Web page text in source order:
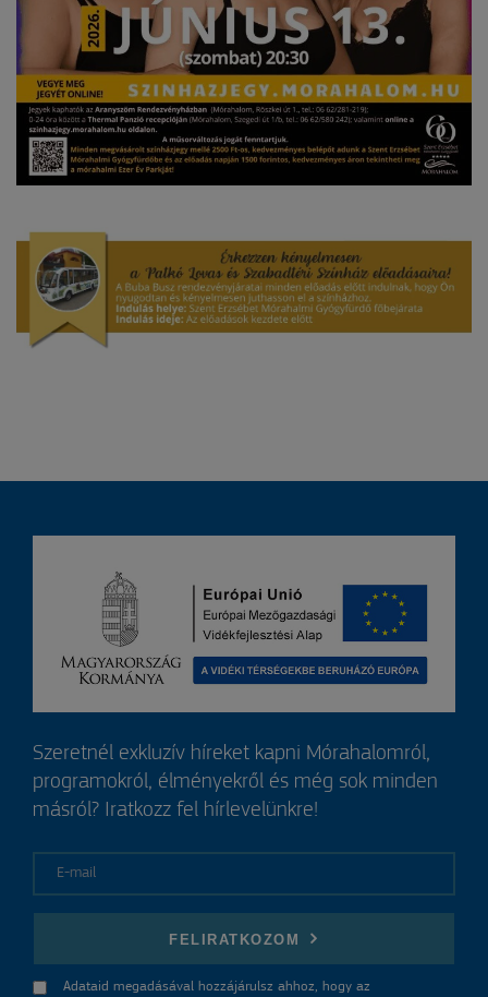
Szeretnél exkluzív híreket kapni Mórahalomról,
programokról, élményekről és még sok minden
másról? Iratkozz fel hírlevelünkre!
FELIRATKOZOM
Adataid megadásával hozzájárulsz ahhoz, hogy az